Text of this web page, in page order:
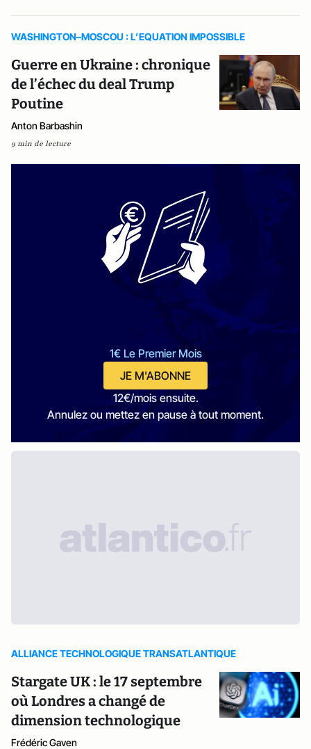
WASHINGTON–MOSCOU : L’EQUATION IMPOSSIBLE
Guerre en Ukraine : chronique
de l’échec du deal Trump
Poutine
Anton Barbashin
9 min de lecture
1€ Le Premier Mois
JE M'ABONNE
12€/mois ensuite.
Annulez ou mettez en pause à tout moment.
ALLIANCE TECHNOLOGIQUE TRANSATLANTIQUE
Stargate UK : le 17 septembre
où Londres a changé de
dimension technologique
Frédéric Gaven